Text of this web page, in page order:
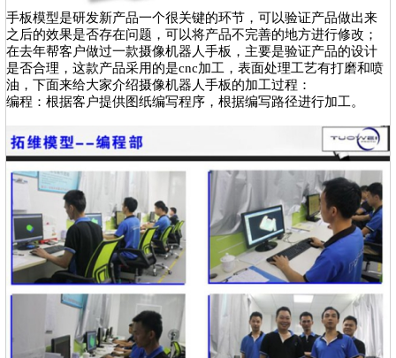
手板模型是研发新产品一个很关键的环节，可以验证产品做出来
之后的效果是否存在问题，可以将产品不完善的地方进行修改；
在去年帮客户做过一款摄像机器人手板，主要是验证产品的设计
是否合理，这款产品采用的是cnc加工，表面处理工艺有打磨和喷
油，下面来给大家介绍摄像机器人手板的加工过程：
编程：根据客户提供图纸编写程序，根据编写路径进行加工。